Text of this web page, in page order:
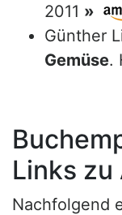
2011 »
Günther
Gemüse.
Links zu
Nachfolgend